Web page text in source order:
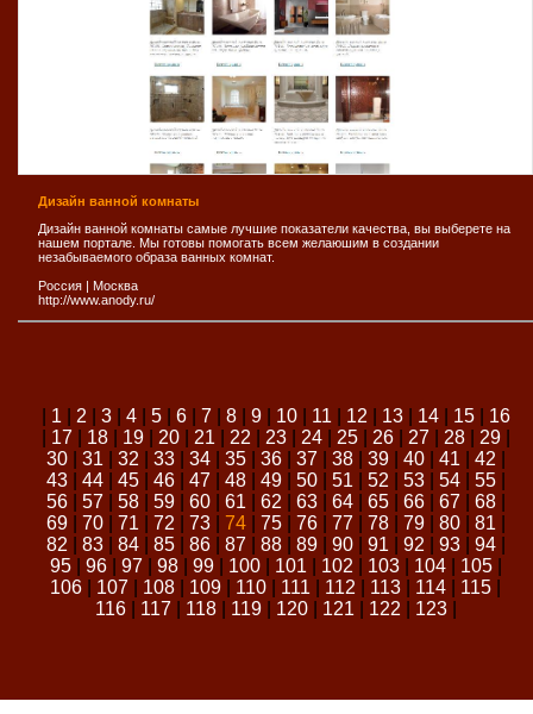
Дизайн ванной комнаты
Дизайн ванной комнаты самые лучшие показатели качества, вы выберете на
нашем портале. Мы готовы помогать всем желаюшим в создании
незабываемого образа ванных комнат.
Россия | Москва
http://www.anody.ru/
1 2 3| 4| 5| 6| 7| 8| 9| 10| 11 12 13| 14| 15| 16
17| 18| 19| 20| 21 22 23| 24| 25| 26| 27| 28| 29|
30| 31 32 33| 34| 35| 36| 37| 38| 39| 40| 41 42
43| 44| 45| 46| 47| 48| 49| 50| 51 52 53| 54| 55|
56| 57| 58| 59| 60| 61 62 63| 64| 65| 66| 67| 68|
69| 70| 71 72 73| 74| 75| 76| 77| 78| 79| 80| 81
82
83| 84| 85| 86| 87| 88| 89| 90| 91 92 93| 94|
95| 96| 97| 98| 99| 100| 101 102 103| 104| 105|
106
107 108 109 110 111 112 113 114 115
116| 117| 118| 119| 120| 121 122 123|